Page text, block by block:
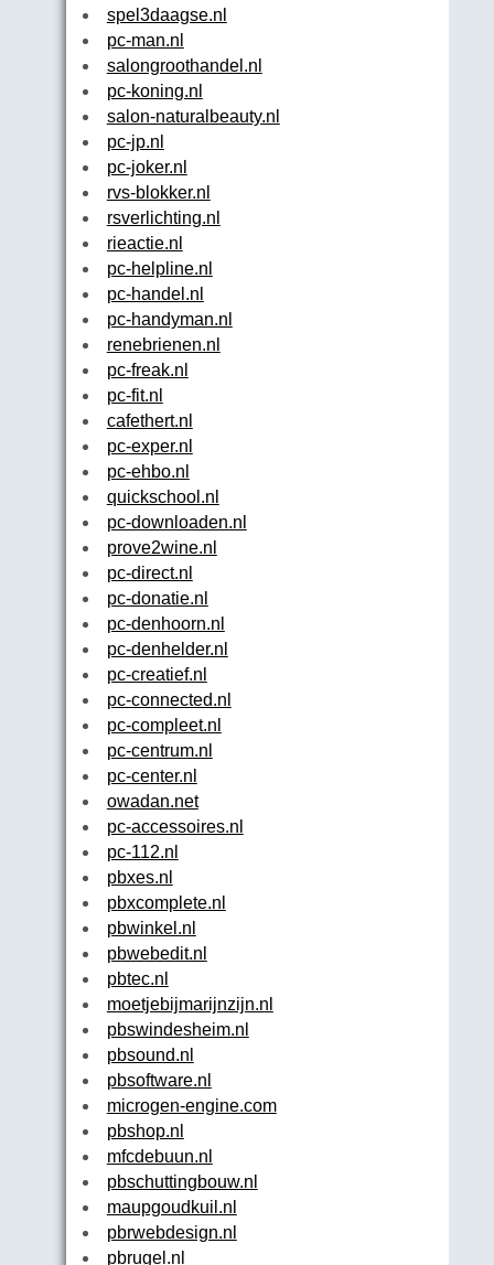
spel3daagse.nl
pc-man.nl
salongroothandel.nl
pc-koning.nl
salon-naturalbeauty.nl
pc-jp.nl
pc-joker.nl
rvs-blokker.nl
rsverlichting.nl
rieactie.nl
pc-helpline.nl
pc-handel.nl
pc-handyman.nl
renebrienen.nl
pc-freak.nl
pc-fit.nl
cafethert.nl
pc-exper.nl
pc-ehbo.nl
quickschool.nl
pc-downloaden.nl
prove2wine.nl
pc-direct.nl
pc-donatie.nl
pc-denhoorn.nl
pc-denhelder.nl
pc-creatief.nl
pc-connected.nl
pc-compleet.nl
pc-centrum.nl
pc-center.nl
owadan.net
pc-accessoires.nl
pc-112.nl
pbxes.nl
pbxcomplete.nl
pbwinkel.nl
pbwebedit.nl
pbtec.nl
moetjebijmarijnzijn.nl
pbswindesheim.nl
pbsound.nl
pbsoftware.nl
microgen-engine.com
pbshop.nl
mfcdebuun.nl
pbschuttingbouw.nl
maupgoudkuil.nl
pbrwebdesign.nl
pbrugel.nl